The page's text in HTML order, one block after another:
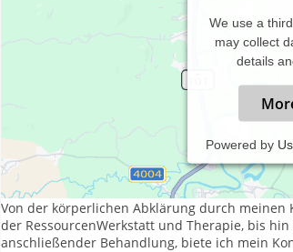
We use a
may collect
details
Powered by
Ich bediene mich vielfältiger Methoden,
kontinuierliche Fortbildungen und
Expertise
Von der körperlichen Abklärung durch meinen
der RessourcenWerkstatt und Therapie, bis
anschließender Behandlung, biete ich mein